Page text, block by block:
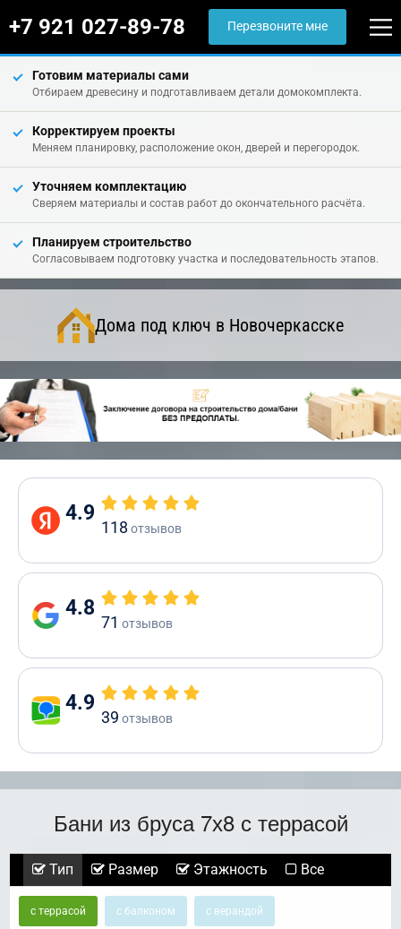
+7 921 027-89-78 Перезвоните мне
Готовим материалы сами
Отбираем древесину и подготавливаем детали домокомплекта.
Корректируем проекты
Меняем планировку, расположение окон, дверей и перегородок.
Уточняем комплектацию
Сверяем материалы и состав работ до окончательного расчёта.
Планируем строительство
Согласовываем подготовку участка и последовательность этапов.
Дома под ключ в Новочеркасске
4.9
118 отзывов
4.8
71 отзывов
4.9
39 отзывов
Бани из бруса 7х8 с террасой
Тип Размер Этажность Все
с террасой с балконом с верандой